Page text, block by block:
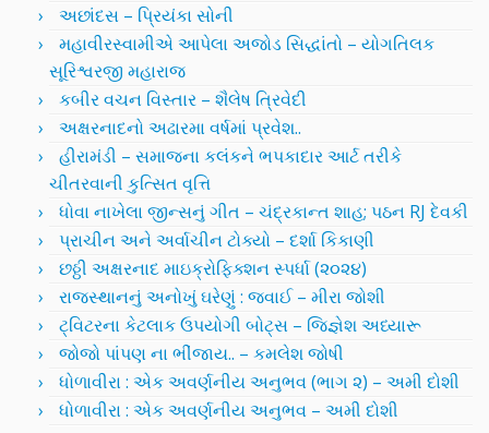
અછાંદસ – પ્રિયંકા સોની
મહાવીરસ્વામીએ આપેલા અજોડ સિદ્ધાંતો – યોગતિલક
સૂરિશ્વરજી મહારાજ
કબીર વચન વિસ્તાર – શૈલેષ ત્રિવેદી
અક્ષરનાદનો અઢારમા વર્ષમાં પ્રવેશ..
હીરામંડી – સમાજના કલંકને ભપકાદાર આર્ટ તરીકે
ચીતરવાની કુત્સિત વૃત્તિ
ધોવા નાખેલા જીન્સનું ગીત – ચંદ્રકાન્ત શાહ; પઠન RJ દેવકી
પ્રાચીન અને અર્વાચીન ટોક્યો – દર્શા કિકાણી
છઠ્ઠી અક્ષરનાદ માઇક્રોફિક્શન સ્પર્ધા (૨૦૨૪)
રાજસ્થાનનું અનોખું ઘરેણું : જવાઈ – મીરા જોશી
ટ્વિટરના કેટલાક ઉપયોગી બોટ્સ – જિજ્ઞેશ અધ્યારૂ
જોજો પાંપણ ના ભીંજાય.. – કમલેશ જોષી
ધોળાવીરા : એક અવર્ણનીય અનુભવ (ભાગ ૨) – અમી દોશી
ધોળાવીરા : એક અવર્ણનીય અનુભવ – અમી દોશી